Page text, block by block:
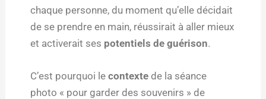
chaque personne, du moment qu’elle décidait
de se prendre en main, réussirait à aller mieux
et activerait ses potentiels de guérison.
C’est pourquoi lecontexte de la séance
photo « pour garder des souvenirs » de